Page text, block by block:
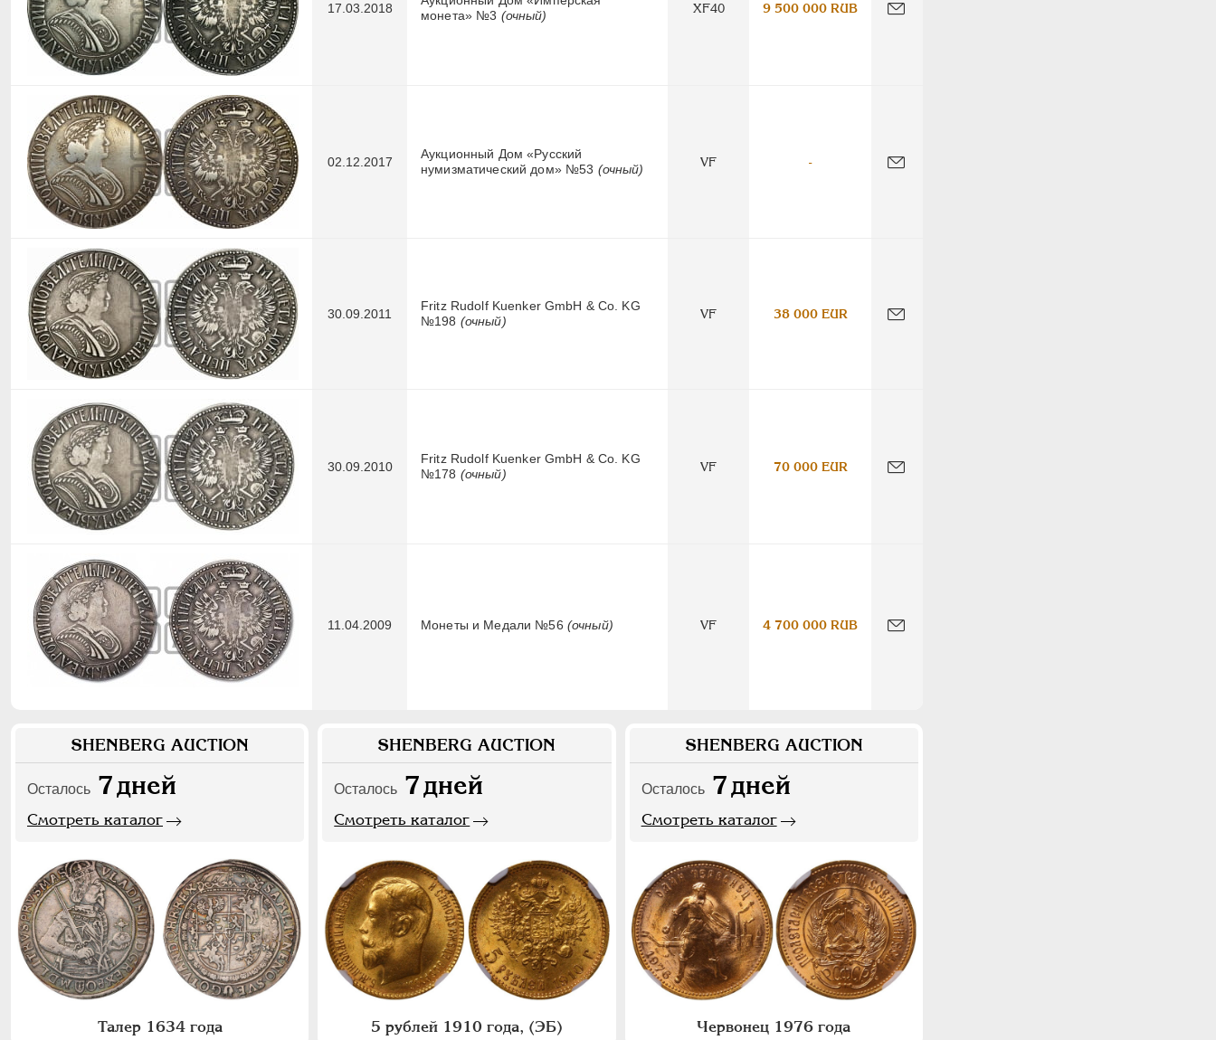
17.03.2018
монета» №3 (очный)
XF40 9 500 000 RUB
02.12.2017
Аукционный Дом «Русский
нумизматический дом» №53 (очный)
VF -
30.09.2011
Fritz Rudolf Kuenker GmbH & Co. KG
№198 (очный)
VF 38 000 EUR
30.09.2010
Fritz Rudolf Kuenker GmbH & Co. KG
№178 (очный)
VF 70 000 EUR
11.04.2009 Монеты и Медали №56 (очный) VF 4 700 000 RUB
SHENBERG AUCTION
Осталось 7дней
Смотреть каталог
Талер 1634 года
SHENBERG AUCTION
Осталось 7дней
Смотреть каталог
5 рублей 1910 года, (ЭБ)
SHENBERG AUCTION
Осталось 7дней
Смотреть каталог
Червонец 1976 года